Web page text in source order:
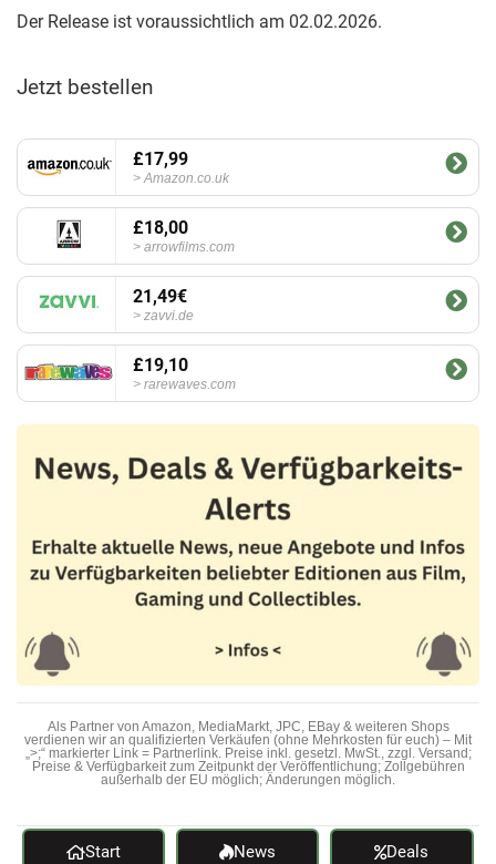
Der Release ist voraussichtlich am 02.02.2026.
Jetzt bestellen
£17,99
Amazon.co.uk
£18,00
arrowfilms.com
21,49€
zavvi.de
£19,10
rarewaves.com
Als Partner von Amazon, MediaMarkt, JPC, EBay & weiteren Shops
verdienen wir an qualifizierten Verkäufen (ohne Mehrkosten für euch) – Mit
„>;“ markierter Link = Partnerlink. Preise inkl. gesetzl. MwSt., zzgl. Versand;
Preise & Verfügbarkeit zum Zeitpunkt der Veröffentlichung; Zollgebühren
außerhalb der EU möglich; Änderungen möglich.
Start News Deals